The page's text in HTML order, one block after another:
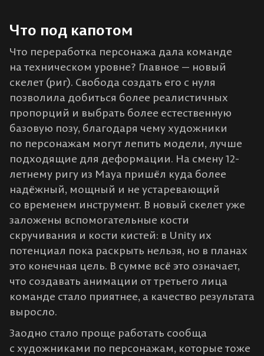
Что под капотом
Что переработка персонажа дала команде
на техническом уровне? Главное — новый
скелет (риг). Свобода создать его с нуля
позволила добиться более реалистичных
пропорций и выбрать более естественную
базовую позу, благодаря чему художники
по персонажам могут лепить модели, лучше
подходящие для деформации. На смену 12-
летнему ригу из Maya пришёл куда более
надёжный, мощный и не устаревающий
со временем инструмент. В новый скелет уже
заложены вспомогательные кости
скручивания и кости кистей: в Unity их
потенциал пока раскрыть нельзя, но в планах
это конечная цель. В сумме всё это означает,
что создавать анимации от третьего лица
команде стало приятнее, а качество результата
выросло.
Заодно стало проще работать сообща
с художниками по персонажам, которые тоже